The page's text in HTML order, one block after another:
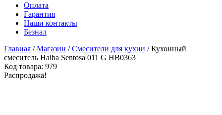
Оплата
Гарантия
Наши контакты
Безнал
Главная /Магазин /Смесители для кухни / Кухонный
смеситель Haiba Sentosa 011 G HB0363
Код товара: 979
Распродажа!